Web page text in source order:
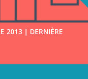
2013 | DERNIÈRE